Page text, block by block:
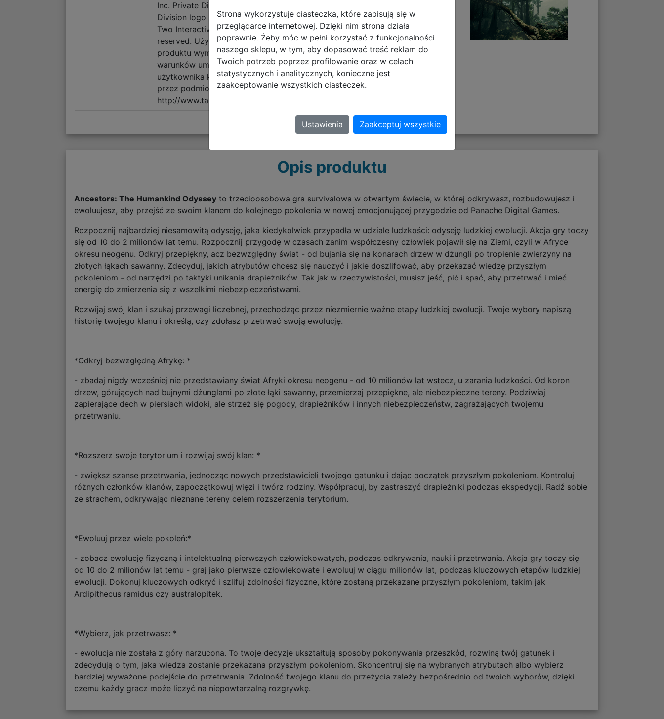
Inc. Private Division and the Private
Division logo are trademarks of Take-
Two Interactive Software, Inc. All rights
reserved. Użytkowanie niniejszego
produktu wymaga zaakceptowania
warunków umowy licencyjnej
użytkownika końcowego, dostarczonej
przez podmiot zewnętrzny:
http://www.take2games.com/eula
Opis produktu
Ancestors: The Humankind Odyssey to trzecioosobowa gra survivalowa w otwartym świecie, w której odkrywasz, rozbudowujesz i
ewoluujesz, aby przejść ze swoim klanem do kolejnego pokolenia w nowej emocjonującej przygodzie od Panache Digital Games.
Rozpocznij najbardziej niesamowitą odyseję, jaka kiedykolwiek przypadła w udziale ludzkości: odyseję ludzkiej ewolucji. Akcja gry toczy
się od 10 do 2 milionów lat temu. Rozpocznij przygodę w czasach zanim współczesny człowiek pojawił się na Ziemi, czyli w Afryce
okresu neogenu. Odkryj przepiękny, acz bezwzględny świat - od bujania się na konarach drzew w dżungli po tropienie zwierzyny na
złotych łąkach sawanny. Zdecyduj, jakich atrybutów chcesz się nauczyć i jakie doszlifować, aby przekazać wiedzę przyszłym
pokoleniom - od narzędzi po taktyki unikania drapieżników. Tak jak w rzeczywistości, musisz jeść, pić i spać, aby przetrwać i mieć
energię do zmierzenia się z wszelkimi niebezpieczeństwami.
Rozwijaj swój klan i szukaj przewagi liczebnej, przechodząc przez niezmiernie ważne etapy ludzkiej ewolucji. Twoje wybory napiszą
historię twojego klanu i określą, czy zdołasz przetrwać swoją ewolucję.
*Odkryj bezwzględną Afrykę: *
- zbadaj nigdy wcześniej nie przedstawiany świat Afryki okresu neogenu - od 10 milionów lat wstecz, u zarania ludzkości. Od koron
drzew, górujących nad bujnymi dżunglami po złote łąki sawanny, przemierzaj przepiękne, ale niebezpieczne tereny. Podziwiaj
zapierające dech w piersiach widoki, ale strzeż się pogody, drapieżników i innych niebezpieczeństw, zagrażających twojemu
przetrwaniu.
*Rozszerz swoje terytorium i rozwijaj swój klan: *
- zwiększ szanse przetrwania, jednocząc nowych przedstawicieli twojego gatunku i dając początek przyszłym pokoleniom. Kontroluj
różnych członków klanów, zapoczątkowuj więzi i twórz rodziny. Współpracuj, by zastraszyć drapieżniki podczas ekspedycji. Radź sobie
ze strachem, odkrywając nieznane tereny celem rozszerzenia terytorium.
*Ewoluuj przez wiele pokoleń:*
- zobacz ewolucję fizyczną i intelektualną pierwszych człowiekowatych, podczas odkrywania, nauki i przetrwania. Akcja gry toczy się
od 10 do 2 milionów lat temu - graj jako pierwsze człowiekowate i ewoluuj w ciągu milionów lat, podczas kluczowych etapów ludzkiej
ewolucji. Dokonuj kluczowych odkryć i szlifuj zdolności fizyczne, które zostaną przekazane przyszłym pokoleniom, takim jak
Ardipithecus ramidus czy australopitek.
*Wybierz, jak przetrwasz: *
- ewolucja nie została z góry narzucona. To twoje decyzje ukształtują sposoby pokonywania przeszkód, rozwiną twój gatunek i
zdecydują o tym, jaka wiedza zostanie przekazana przyszłym pokoleniom. Skoncentruj się na wybranych atrybutach albo wybierz
bardziej wyważone podejście do przetrwania. Zdolność twojego klanu do przeżycia zależy bezpośrednio od twoich wyborów, dzięki
czemu każdy gracz może liczyć na niepowtarzalną rozgrywkę.
Strona wykorzystuje ciasteczka, które zapisują się w
przeglądarce internetowej. Dzięki nim strona działa
poprawnie. Żeby móc w pełni korzystać z funkcjonalności
naszego sklepu, w tym, aby dopasować treść reklam do
Twoich potrzeb poprzez profilowanie oraz w celach
statystycznych i analitycznych, konieczne jest
zaakceptowanie wszystkich ciasteczek.
Ustawienia Zaakceptuj wszystkie